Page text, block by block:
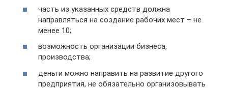
часть из указанных средств должна
направляться на создание рабочих мест – не
менее 10;
возможность организации бизнеса,
производства;
деньги можно направить на развитие другого
предприятия, не обязательно организовывать